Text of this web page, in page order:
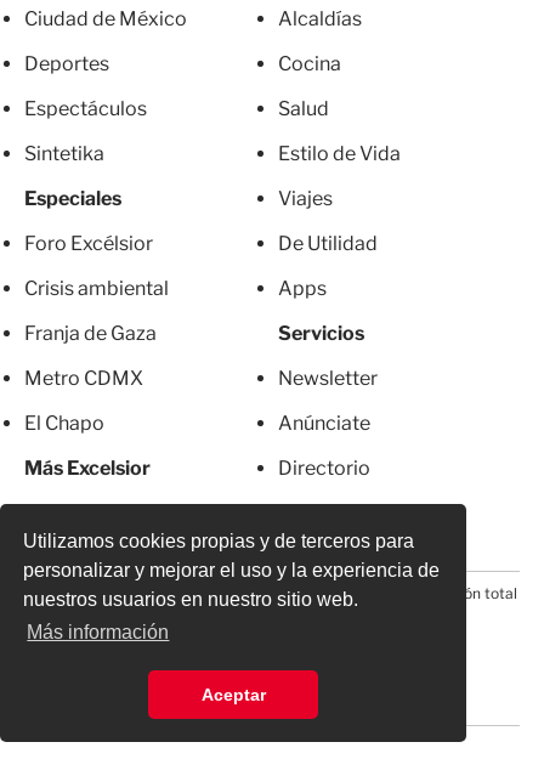
Utilizamos cookies propias y de terceros para
personalizar y mejorar el uso y la experiencia de
nuestros usuarios en nuestro sitio web.
Más información
Aceptar
Ciudad de México
Deportes
Espectáculos
Sintetika
Especiales
Foro Excélsior
Crisis ambiental
Franja de Gaza
Metro CDMX
El Chapo
Más Excelsior
Alcaldías
Cocina
Salud
Estilo de Vida
Viajes
De Utilidad
Apps
Servicios
Newsletter
Anúnciate
Directorio
© 2026 Todos los derechos reservados. Prohibida la reproducción total
o parcial, incluyendo cualquier medio electrónico*